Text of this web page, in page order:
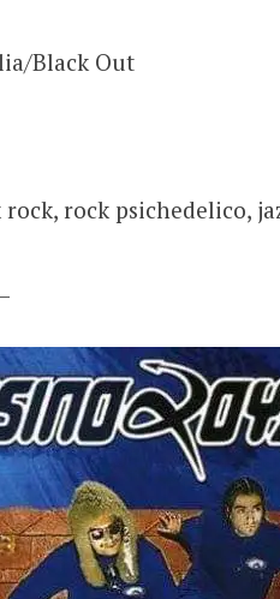
Black Out
rock psichedelico,